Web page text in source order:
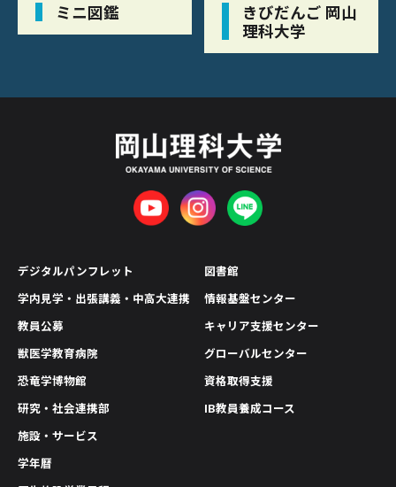
ミニ図鑑
きびだんご 岡山
理科大学
デジタルパンフレット
学内見学・出張講義・中高大連携
教員公募
獣医学教育病院
恐竜学博物館
研究・社会連携部
図書館
情報基盤センター
キャリア支援センター
グローバルセンター
資格取得支援
IB教員養成コース
施設・サービス
学年暦